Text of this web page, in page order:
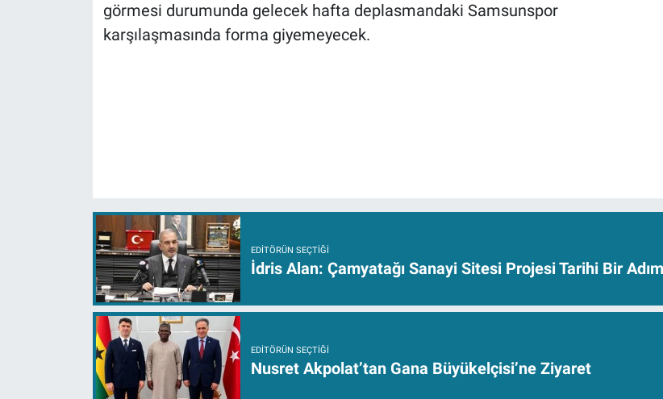
görmesi durumunda gelecek hafta deplasmandaki Samsunspor
karşılaşmasında forma giyemeyecek.
EDITÖRÜN SEÇTIĞI
İdris Alan: Çamyatağı Sanayi Sitesi Projesi Tarihi Bir Adım
EDITÖRÜN SEÇTIĞI
Nusret Akpolat’tan Gana Büyükelçisi’ne Ziyaret